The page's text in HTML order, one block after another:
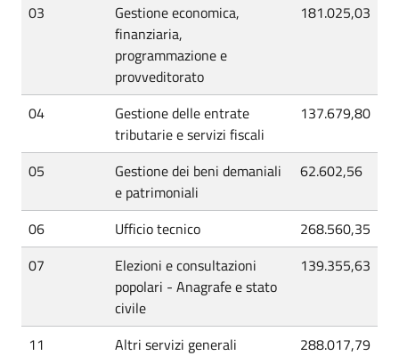
03
Gestione economica,
finanziaria,
programmazione e
provveditorato
181.025,03
04
Gestione delle entrate
tributarie e servizi fiscali
137.679,80
05
Gestione dei beni demaniali
e patrimoniali
62.602,56
06 Ufficio tecnico
268.560,35
07
Elezioni e consultazioni
popolari - Anagrafe e stato
civile
139.355,63
11 Altri servizi generali 288.017,79